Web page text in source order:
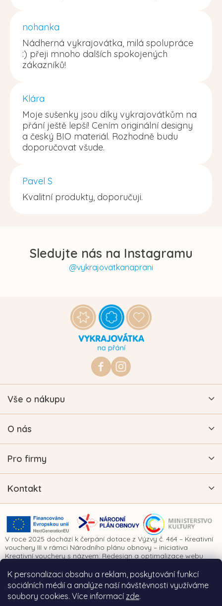
K personalizaci obsahu a reklam, poskytování funkcí
sociálních médií a analýze naší návštěvnosti využíváme
soubory cookies. Více informací zde.
nohanka
Nádherná vykrajovátka, milá spolupráce
:) přeji mnoho dalších spokojených
zákazníků!
Klára
Moje sušenky jsou díky vykrajovátkům na
přání ještě lepší! Cením originální designy
a český BIO materiál. Rozhodně budu
doporučovat všude.
Pavel S
Kvalitní produkty, doporučuji.
Sledujte nás na Instagramu
@vykrajovatkanaprani
https://www.facebook.com/
vykrajovatkanaprani.cz
Vše o nákupu
O nás
Pro firmy
Kontakt
V roce 2025 dochází k čerpání dotace z Výzvy č. 464 – Kreativní
vouchery III v rámci Národního plánu obnovy – iniciativa
Kreativní vouchery s názvem: Redesign a optimalizace webu
spoluúčasti Evropské unie prostřednictvím Národního plánu
obnovy a Ministerstva kultury České republiky.